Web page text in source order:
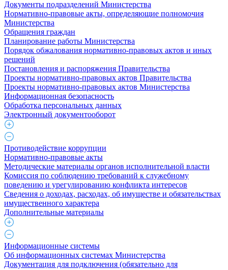
Документы подразделений Министерства
Нормативно-правовые акты, определяющие полномочия
Министерства
Обращения граждан
Планирование работы Министерства
Порядок обжалования нормативно-правовых актов и иных
решений
Постановления и распоряжения Правительства
Проекты нормативно-правовых актов Правительства
Проекты нормативно-правовых актов Министерства
Информационная безопасность
Обработка персональных данных
Электронный документооборот
Противодействие коррупции
Нормативно-правовые акты
Методические материалы органов исполнительной власти
Комиссия по соблюдению требований к служебному
поведению и урегулированию конфликта интересов
Сведения о доходах, расходах, об имуществе и обязательствах
имущественного характера
Дополнительные материалы
Информационные системы
Об информационных системах Министерства
Документация для подключения (обязательно для